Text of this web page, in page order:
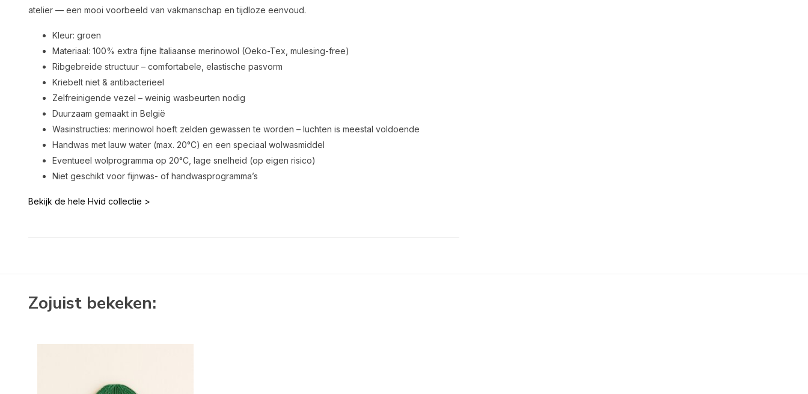
atelier — een mooi voorbeeld van vakmanschap en tijdloze eenvoud.
Kleur: groen
Materiaal: 100% extra fijne Italiaanse merinowol (Oeko-Tex, mulesing-free)
Ribgebreide structuur – comfortabele, elastische pasvorm
Kriebelt niet & antibacterieel
Zelfreinigende vezel – weinig wasbeurten nodig
Duurzaam gemaakt in België
Wasinstructies: merinowol hoeft zelden gewassen te worden – luchten is meestal voldoende
Handwas met lauw water (max. 20°C) en een speciaal wolwasmiddel
Eventueel wolprogramma op 20°C, lage snelheid (op eigen risico)
Niet geschikt voor fijnwas- of handwasprogramma’s
Bekijk de hele Hvid collectie >
Zojuist bekeken: